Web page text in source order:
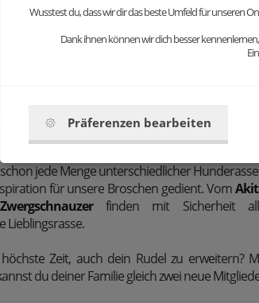
wächst!
jede Menge unterschiedlicher
für unsere Broschen gedient. Vom
Zwergschnauzerfinden mit Sicherheit
Lieblingsrasse.
Zeit, auch dein Rudel zu erweitern?
du deiner Familie gleich zwei neue
Wusstest du, dass wir dir das beste Umfeld für unseren
Dank ihnen können wir dich besser
Präferenzen bearbeiten